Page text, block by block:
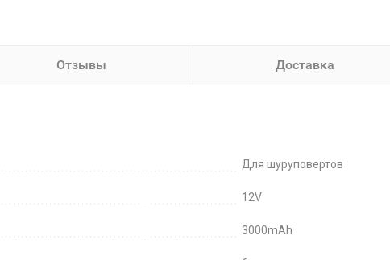
Отзывы Доставка
Для шуруповертов
12V
3000mAh